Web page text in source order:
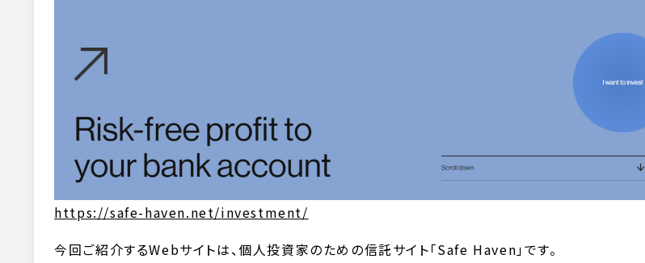
https://safe-haven.net/investment/
今回ご紹介するWebサイトは、個人投資家のための信託サイト「Safe Haven」です。